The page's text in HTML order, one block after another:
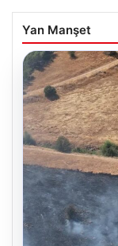
Yan Manşet